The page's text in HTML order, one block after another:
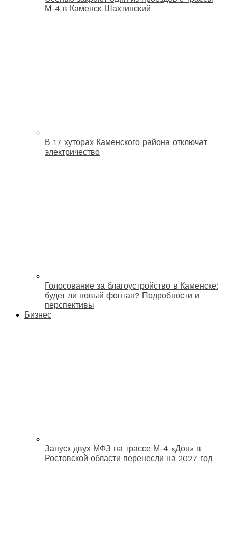
М-4 в Каменск-Шахтинский
В 17 хуторах Каменского района отключат
электричество
Голосование за благоустройство в Каменске:
будет ли новый фонтан? Подробности и
перспективы
Бизнес
Запуск двух МФЗ на трассе М-4 «Дон» в
Ростовской области перенесли на 2027 год